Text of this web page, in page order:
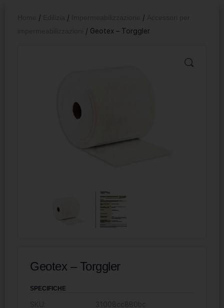
/ / /
/ Geotex – Torggler
Geotex – Torggler
SPECIFICHE